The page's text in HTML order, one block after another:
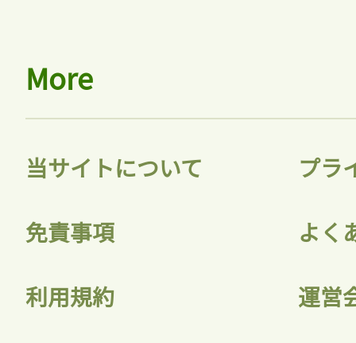
More
当サイトについて プラ
免責事項 よく
利用規約 運営